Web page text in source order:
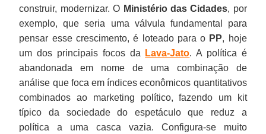
construir, modernizar. O Ministério das Cidades, por
exemplo, que seria uma válvula fundamental para
pensar esse crescimento, é loteado para o PP, hoje
um dos principais focos da
Lava-Jato. A política é
abandonada em nome de uma combinação de
análise que foca em índices econômicos quantitativos
combinados ao marketing político, fazendo um kit
típico da sociedade do espetáculo que reduz a
política a uma casca vazia. Configura-se muito